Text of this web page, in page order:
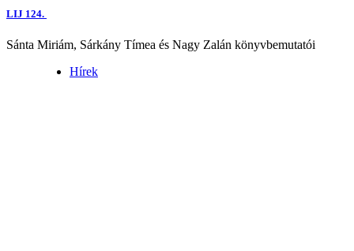
LIJ 124.
Sánta Miriám, Sárkány Tímea és Nagy Zalán könyvbemutatói
Hírek